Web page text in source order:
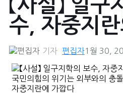
【사설】 일
수, 자중지
기자 편집자1월 30,
국민의힘의 위기는 외부와의 충
자중지란에 가깝다